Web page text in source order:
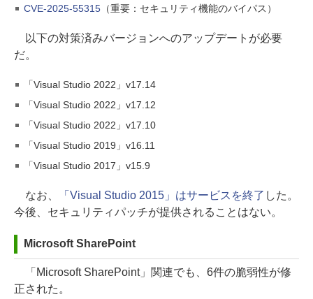
CVE-2025-55315（重要：セキュリティ機能のバイパス）
以下の対策済みバージョンへのアップデートが必要
だ。
「Visual Studio 2022」v17.14
「Visual Studio 2022」v17.12
「Visual Studio 2022」v17.10
「Visual Studio 2019」v16.11
「Visual Studio 2017」v15.9
なお、 「Visual Studio 2015」はサービスを終了 した。
今後、セキュリティパッチが提供されることはない。
Microsoft SharePoint
「Microsoft SharePoint」関連でも、6件の脆弱性が修
正された。